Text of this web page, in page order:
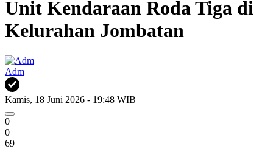
Unit Kendaraan Roda Tiga di
Kelurahan Jombatan
Adm
Kamis, 18 Juni 2026 - 19:48 WIB
0
0
69